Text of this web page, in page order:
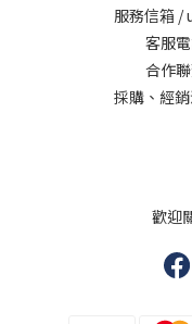
服務信箱
客服
合作
採購、經
歡迎